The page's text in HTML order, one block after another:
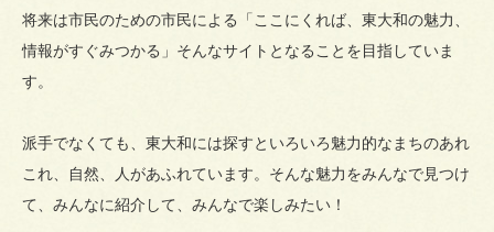
将来は市民のための市民による「ここにくれば、東大和の魅力、
情報がすぐみつかる」そんなサイトとなることを目指していま
す。
派手でなくても、東大和には探すといろいろ魅力的なまちのあれ
これ、自然、人があふれています。そんな魅力をみんなで見つけ
て、みんなに紹介して、みんなで楽しみたい！